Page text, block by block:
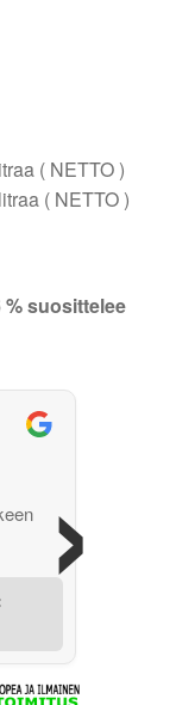
( NETTO )
( NETTO )
% suosittelee
›